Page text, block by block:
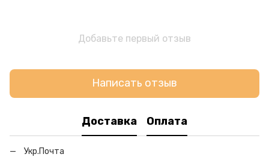
Добавьте первый отзыв
Написать отзыв
Доставка Оплата
Укр.Почта